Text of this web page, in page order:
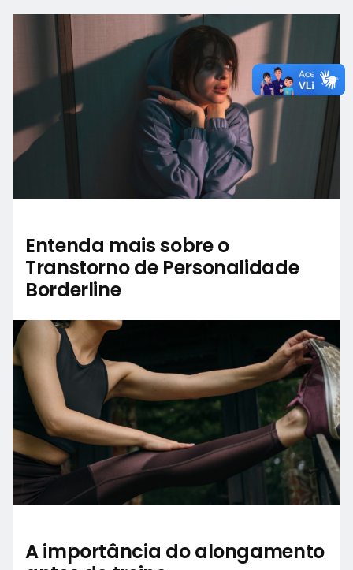
Entenda mais sobre o
Transtorno de Personalidade
Borderline
A importância do alongamento